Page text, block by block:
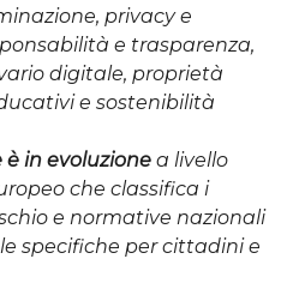
privacy e
e trasparenza,
digitale, proprietà
e sostenibilità
in evoluzione a livello
che classifica i
e normative nazionali
specifiche per cittadini e